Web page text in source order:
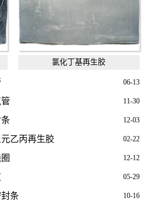
氯化丁基再生胶
06-13
11-30
12-03
02-22
乙丙再生胶
12-12
05-29
10-16
条